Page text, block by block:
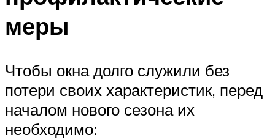
меры
Чтобы окна долго служили без
потери своих характеристик, перед
началом нового сезона их
необходимо: